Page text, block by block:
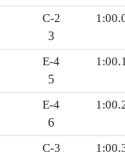
C-2
3
E-4
5
E-4
6
C-3